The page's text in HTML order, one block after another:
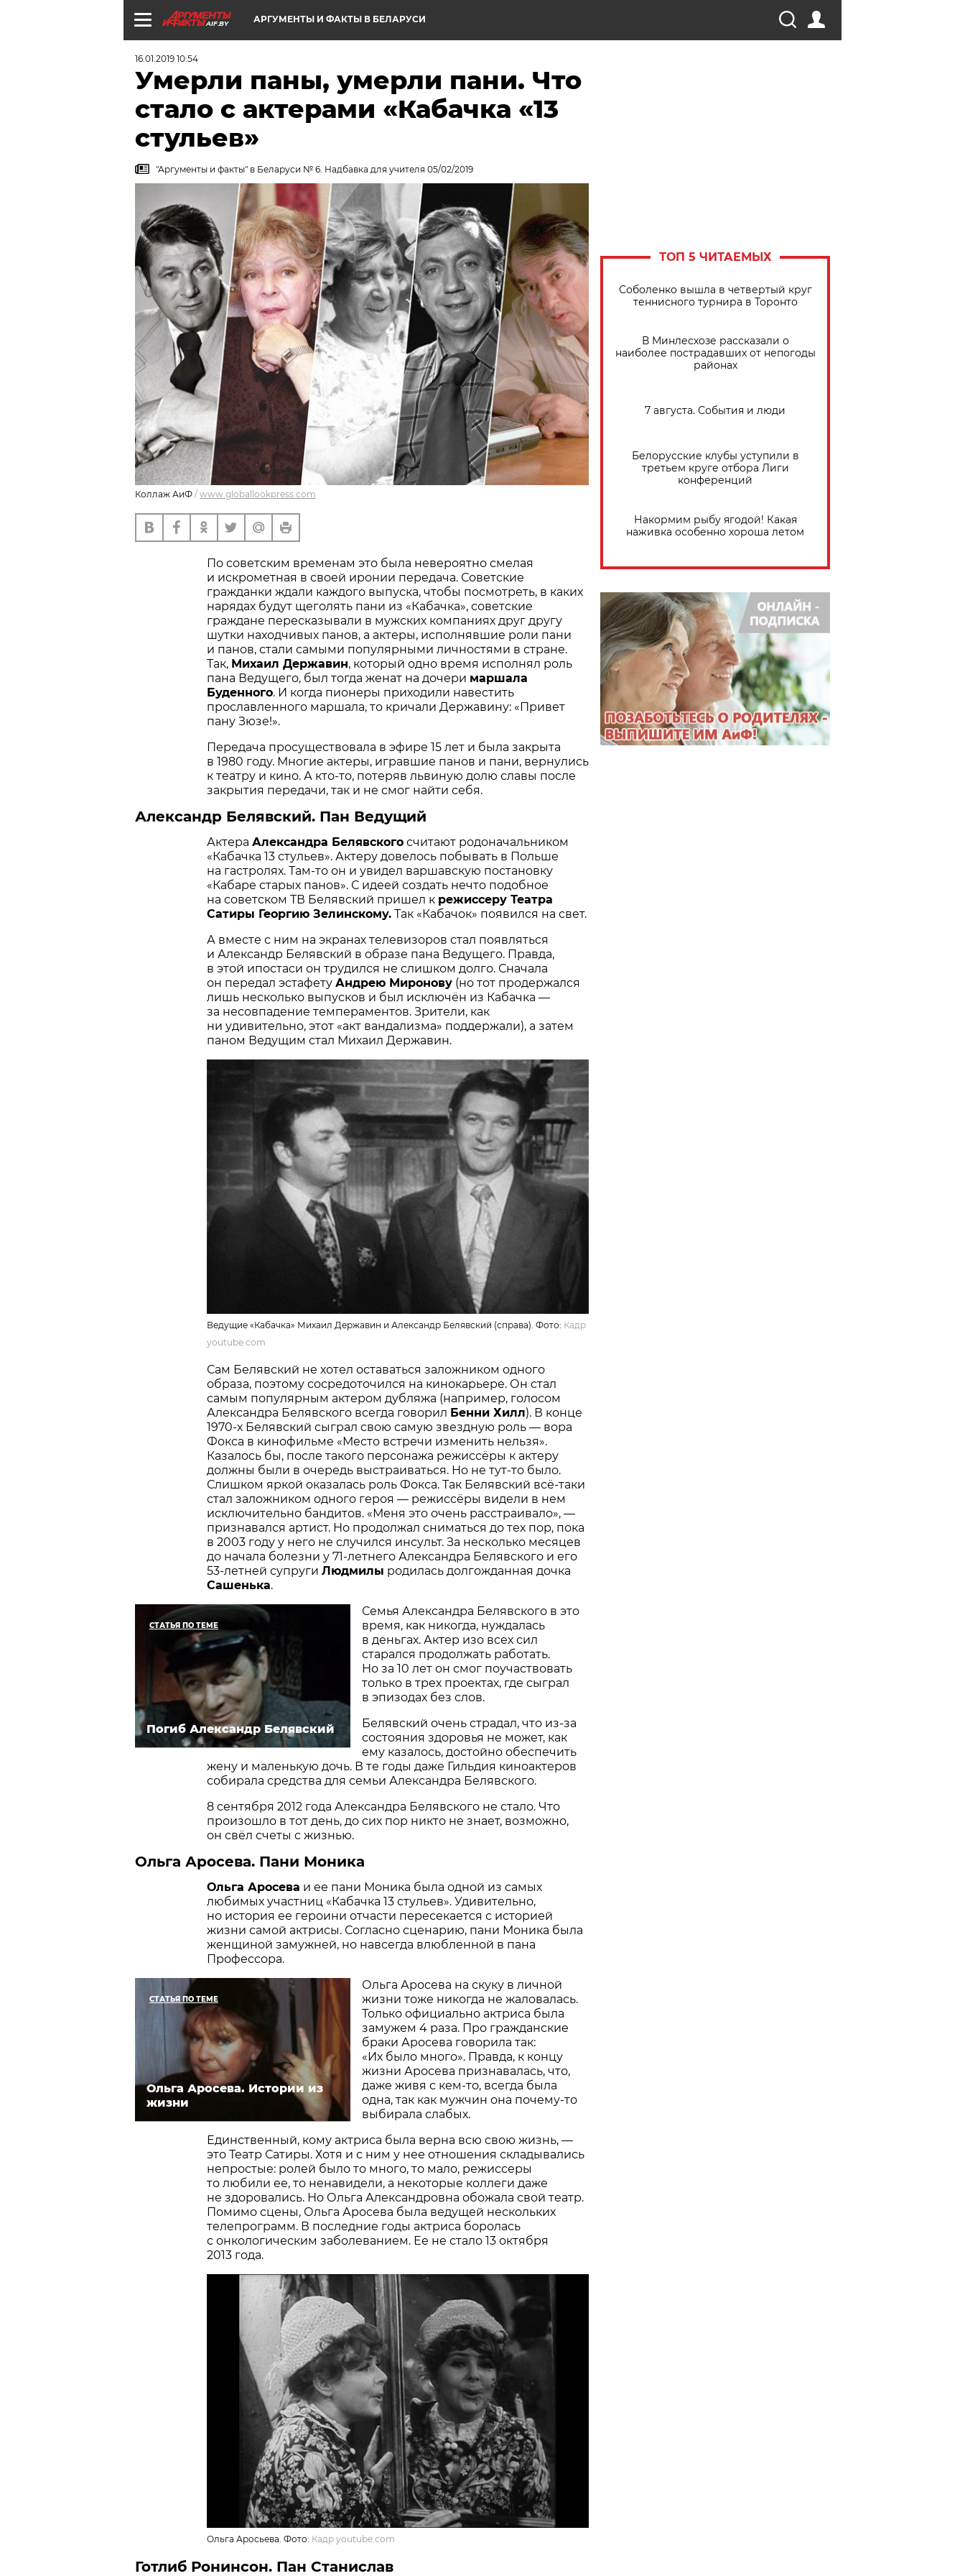
AIF.BY АРГУМЕНТЫ И ФАКТЫ В БЕЛАРУСИ
16.01.2019 10:54
Умерли паны, умерли пани. Что
стало с актерами «Кабачка «13
стульев»
"Аргументы и факты" в Беларуси № 6. Надбавка для учителя 05/02/2019
Коллаж АиФ / www.globallookpress.com
По советским временам это была невероятно смелая
и искрометная в своей иронии передача. Советские
гражданки ждали каждого выпуска, чтобы посмотреть, в каких
нарядах будут щеголять пани из «Кабачка», советские
граждане пересказывали в мужских компаниях друг другу
шутки находчивых панов, а актеры, исполнявшие роли пани
и панов, стали самыми популярными личностями в стране.
Так, Михаил Державин, который одно время исполнял роль
пана Ведущего, был тогда женат на дочери маршала
Буденного. И когда пионеры приходили навестить
прославленного маршала, то кричали Державину: «Привет
пану Зюзе!».
Передача просуществовала в эфире 15 лет и была закрыта
в 1980 году. Многие актеры, игравшие панов и пани, вернулись
к театру и кино. А кто-то, потеряв львиную долю славы после
закрытия передачи, так и не смог найти себя.
Александр Белявский. Пан Ведущий
Актера Александра Белявского считают родоначальником
«Кабачка 13 стульев». Актеру довелось побывать в Польше
на гастролях. Там-то он и увидел варшавскую постановку
«Кабаре старых панов». С идеей создать нечто подобное
на советском ТВ Белявский пришел к режиссеру Театра
Сатиры Георгию Зелинскому. Так «Кабачок» появился на свет.
А вместе с ним на экранах телевизоров стал появляться
и Александр Белявский в образе пана Ведущего. Правда,
в этой ипостаси он трудился не слишком долго. Сначала
он передал эстафету Андрею Миронову (но тот продержался
лишь несколько выпусков и был исключён из Кабачка —
за несовпадение темпераментов. Зрители, как
ни удивительно, этот «акт вандализма» поддержали), а затем
паном Ведущим стал Михаил Державин.
Ведущие «Кабачка» Михаил Державин и Александр Белявский (справа). Фото: Кадр
youtube.com
Сам Белявский не хотел оставаться заложником одного
образа, поэтому сосредоточился на кинокарьере. Он стал
самым популярным актером дубляжа (например, голосом
Александра Белявского всегда говорил Бенни Хилл). В конце
1970-х Белявский сыграл свою самую звездную роль — вора
Фокса в кинофильме «Место встречи изменить нельзя».
Казалось бы, после такого персонажа режиссёры к актеру
должны были в очередь выстраиваться. Но не тут-то было.
Слишком яркой оказалась роль Фокса. Так Белявский всё-таки
стал заложником одного героя — режиссёры видели в нем
исключительно бандитов. «Меня это очень расстраивало», —
признавался артист. Но продолжал сниматься до тех пор, пока
в 2003 году у него не случился инсульт. За несколько месяцев
до начала болезни у 71-летнего Александра Белявского и его
53-летней супруги Людмилы родилась долгожданная дочка
Сашенька.
СТАТЬЯ ПО ТЕМЕ
Погиб Александр Белявский
Семья Александра Белявского в это
время, как никогда, нуждалась
в деньгах. Актер изо всех сил
старался продолжать работать.
Но за 10 лет он смог поучаствовать
только в трех проектах, где сыграл
в эпизодах без слов.
Белявский очень страдал, что из-за
состояния здоровья не может, как
ему казалось, достойно обеспечить
жену и маленькую дочь. В те годы даже Гильдия киноактеров
собирала средства для семьи Александра Белявского.
8 сентября 2012 года Александра Белявского не стало. Что
произошло в тот день, до сих пор никто не знает, возможно,
он свёл счеты с жизнью.
Ольга Аросева. Пани Моника
Ольга Аросева и ее пани Моника была одной из самых
любимых участниц «Кабачка 13 стульев». Удивительно,
но история ее героини отчасти пересекается с историей
жизни самой актрисы. Согласно сценарию, пани Моника была
женщиной замужней, но навсегда влюбленной в пана
Профессора.
СТАТЬЯ ПО ТЕМЕ
Ольга Аросева. Истории из
жизни
Ольга Аросева на скуку в личной
жизни тоже никогда не жаловалась.
Только официально актриса была
замужем 4 раза. Про гражданские
браки Аросева говорила так:
«Их было много». Правда, к концу
жизни Аросева признавалась, что,
даже живя с кем-то, всегда была
одна, так как мужчин она почему-то
выбирала слабых.
Единственный, кому актриса была верна всю свою жизнь, —
это Театр Сатиры. Хотя и с ним у нее отношения складывались
непростые: ролей было то много, то мало, режиссеры
то любили ее, то ненавидели, а некоторые коллеги даже
не здоровались. Но Ольга Александровна обожала свой театр.
Помимо сцены, Ольга Аросева была ведущей нескольких
телепрограмм. В последние годы актриса боролась
с онкологическим заболеванием. Ее не стало 13 октября
2013 года.
Ольга Аросьева. Фото: Кадр youtube.com
Готлиб Ронинсон. Пан Станислав
ТОП 5 ЧИТАЕМЫХ
Соболенко вышла в четвертый круг
теннисного турнира в Торонто
В Минлесхозе рассказали о
наиболее пострадавших от непогоды
районах
7 августа. События и люди
Белорусские клубы уступили в
третьем круге отбора Лиги
конференций
Накормим рыбу ягодой! Какая
наживка особенно хороша летом